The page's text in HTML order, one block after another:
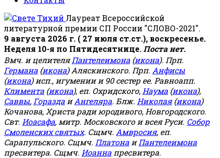
Лауреат Всероссийской
литературной премии СП России "СЛОВО-2021".
9 августа 2026 г. ( 27 июля ст.ст.), воскресенье.
Неделя 10-я по Пятидесятнице. Поста нет.
Вмч. и целителяПантелеимона (икона). Прп.
Германа (икона) Аляскинского. Прп. Анфисы
(икона) исп., игумении и 90 сестер ее. Равноапп.
Климента (икона), еп. Охридского, Наума (икона),
Саввы, Горазда иАнгеляра. Блж. Николая(икона)
Кочанова, Христа ради юродивого, Новгородского.
Свт. Иоасафа, митр. Московского и всея Руси. Собор
Смоленских святых. Сщмч. Амвросия, еп.
Сарапульского. Сщмч. Платона иПантелеимона
пресвитера. Сщмч. Иоанна пресвитера.